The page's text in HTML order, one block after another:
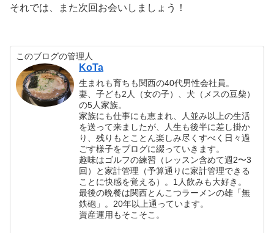
それでは、また次回お会いしましょう！
このブログの管理人
KoTa
生まれも育ちも関西の40代男性会社員。
妻、子ども2人（女の子）、犬（メスの豆柴）
の5人家族。
家族にも仕事にも恵まれ、人並み以上の生活
を送って来ましたが、人生も後半に差し掛か
り、残りもとことん楽しみ尽くすべく日々過
ごす様子をブログに綴っていきます。
趣味はゴルフの練習（レッスン含めて週2〜3
回）と家計管理（予算通りに家計管理できる
ことに快感を覚える）。1人飲みも大好き。
最後の晩餐は関西とんこつラーメンの雄「無
鉄砲」。20年以上通っています。
資産運用もそこそこ。